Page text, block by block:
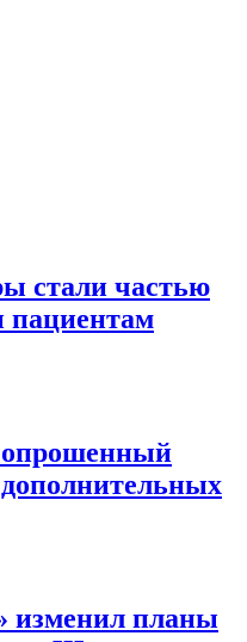
стали частью
пациентам
дополнительных
изменил планы